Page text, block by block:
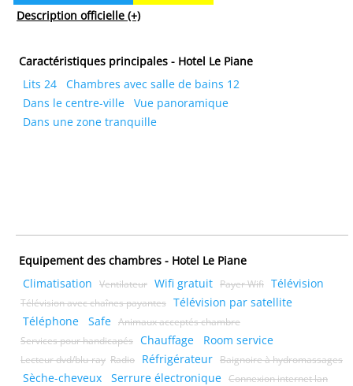
Description officielle (+)
Caractéristiques principales - Hotel Le Piane
Lits 24
Chambres avec salle de bains 12
Dans le centre-ville
Vue panoramique
Dans une zone tranquille
Equipement des chambres - Hotel Le Piane
Climatisation
Ventilateur Wifi gratuit Payer Wifi Télévision
Télévision avec chaînes payantes Télévision par satellite
Téléphone
Safe Animaux acceptés chambre
Services pour handicapés Chauffage Room service
Lecteur dvd/blu-ray Radio Réfrigérateur Baignoire à hydromassages
Sèche-cheveux Serrure électronique Connexion internet lan